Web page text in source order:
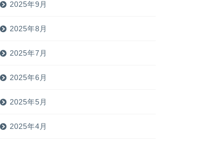
2025年9月
2025年8月
2025年7月
2025年6月
2025年5月
2025年4月